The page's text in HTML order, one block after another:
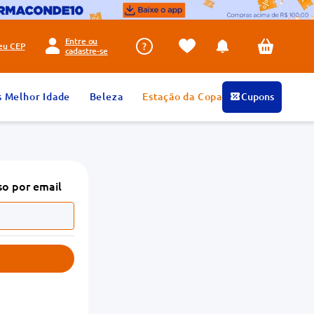
CEP
Entre ou
cadastre-se
Melhor Idade Beleza Estação da Copa Cupons
por email